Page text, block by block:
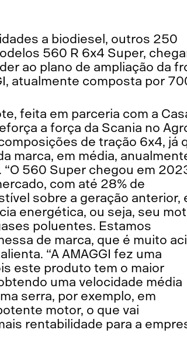
a biodiesel, outros 250
560 R 6x4 Super,
ao plano de ampliação da
atualmente composta por
feita em parceria com a
a força da Scania no
de tração 6x4, já
marca, em média,
“O 560 Super chegou em
com até 28% de
sobre a geração anterior,
energética, ou seja, seu
poluentes. Estamos
de marca, que é muito
“A AMAGGI fez uma
este produto tem o maior
uma velocidade média
serra, por exemplo, em
motor, o que vai
rentabilidade para a